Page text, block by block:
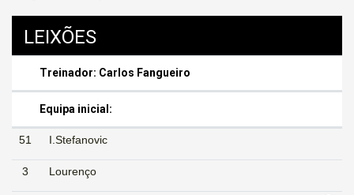
LEIXÕES
Treinador: Carlos Fangueiro
Equipa inicial:
51 I.Stefanovic
3 Lourenço